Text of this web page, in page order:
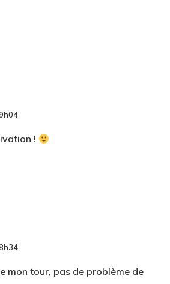
!
mon tour, pas de problème de